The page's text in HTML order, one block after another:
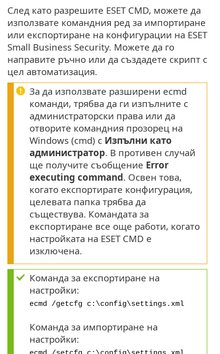
След като разрешите ESET CMD, можете да
използвате командния ред за импортиране
или експортиране на конфигурации на ESET
Small Business Security. Можете да го
направите ръчно или да създадете скрипт с
цел автоматизация.
За да използвате разширени ecmd
команди, трябва да ги изпълните с
администраторски права или да
отворите командния прозорец на
Windows (cmd) с Изпълни като
администратор. В противен случай
ще получите съобщение Error
executing command. Освен това,
когато експортирате конфигурация,
целевата папка трябва да
съществува. Командата за
експортиране все още работи, когато
настройката на ESET CMD е
изключена.
Команда за експортиране на
настройки:
ecmd /getcfg c:\config\settings.xml
Команда за импортиране на
настройки: